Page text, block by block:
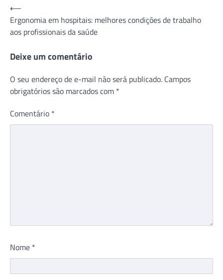
Navegação
de
Post
⟵
Ergonomia em hospitais: melhores condições de trabalho
aos profissionais da saúde
Deixe um comentário
O seu endereço de e-mail não será publicado. Campos
obrigatórios são marcados com *
Comentário *
Nome *